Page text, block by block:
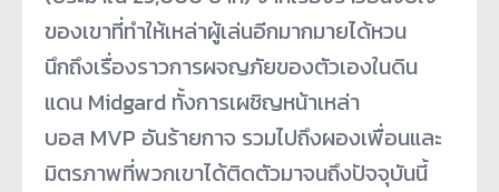
ของเขาที่ทำให้เหล่าผู้เล่นอีกมากมายได้หวน
นึกถึงเรื่องราวการผจญภัยของตัวเองในดิน
แดน Midgard ทั้งการเผชิญหน้าเหล่า
บอส MVP อันร้ายกาจ รวมไปถึงผองเพื่อนและ
มิตรภาพที่พวกเขาได้ติดตัวมาจนถึงปัจจุบันนี้